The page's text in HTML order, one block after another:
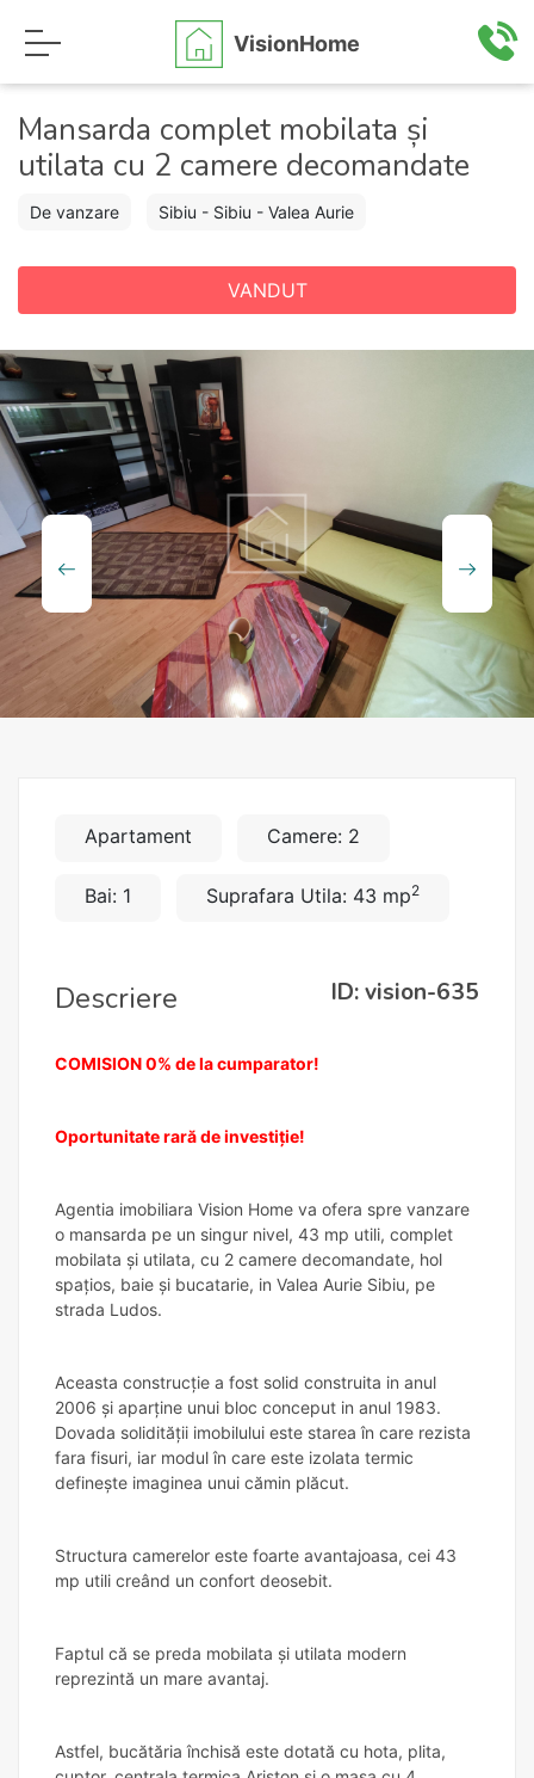
VisionHome
Mansarda complet mobilata și
utilata cu 2 camere decomandate
De vanzare Sibiu - Sibiu - Valea Aurie
VANDUT
Apartament Camere: 2
Bai: 1 Suprafara Utila: 43 mp2
Descriere ID: vision-635
COMISION 0% de la cumparator!
Oportunitate rară de investiție!
Agentia imobiliara Vision Home va ofera spre vanzare
o mansarda pe un singur nivel, 43 mp utili, complet
mobilata și utilata, cu 2 camere decomandate, hol
spațios, baie și bucatarie, in Valea Aurie Sibiu, pe
strada Ludos.
Aceasta construcție a fost solid construita in anul
2006 și aparține unui bloc conceput in anul 1983.
Dovada solidității imobilului este starea în care rezista
fara fisuri, iar modul în care este izolata termic
definește imaginea unui cămin plăcut.
Structura camerelor este foarte avantajoasa, cei 43
mp utili creând un confort deosebit.
Faptul că se preda mobilata și utilata modern
reprezintă un mare avantaj.
Astfel, bucătăria închisă este dotată cu hota, plita,